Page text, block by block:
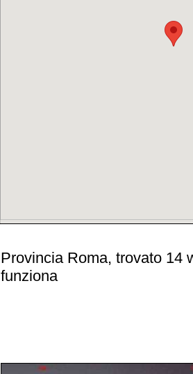
Provincia Roma, trovato 14
funziona